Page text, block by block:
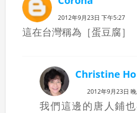
2012年9月23日 下午5:27
這在台灣稱為［蛋豆腐］
Christine Ho
2012年9月23日
我們這邊的唐人鋪